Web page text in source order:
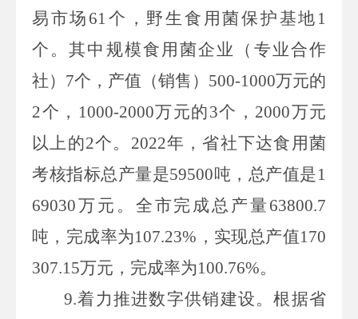
易市场 61个，野生食用菌保护基地 1
个。其中规模食用菌企业（专业合作
社） 7个，产值（销售） 500-1000万元的
2个， 1000-2000万元的3个， 2000万元
以上的2个。 2022年，省社下达食用菌
考核指标总产量是59500吨，总产值是1
69030万元。全市完成总产量 63800.7
吨，完成率为107.23% ，实现总产值170
307.15万元，完成率为100.76%。
9.着力推进数字供销建设。根据省